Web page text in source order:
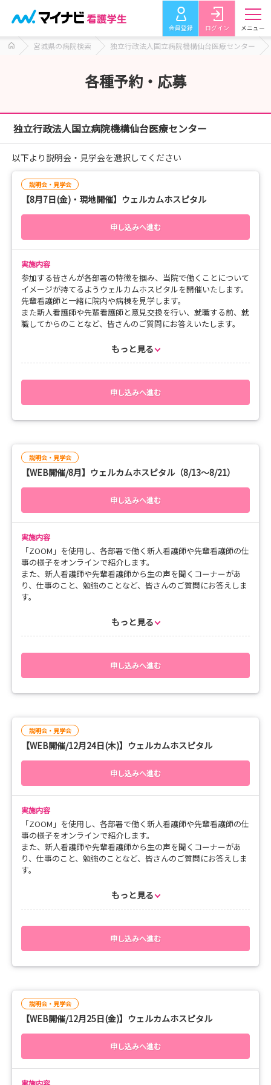
会員登録 ログイン メニュー
宮城県の病院検索 独立行政法人国立病院機構仙台医療センター
各種予約・応募
独立行政法人国立病院機構仙台医療センター
以下より説明会・見学会を選択してください
説明会・見学会
【8月7日(金)・現地開催】ウェルカムホスピタル
申し込みへ進む
実施内容
参加する皆さんが各部署の特徴を掴み、当院で働くことについて
イメージが持てるようウェルカムホスピタルを開催いたします。
先輩看護師と一緒に院内や病棟を見学します。
また新人看護師や先輩看護師と意見交換を行い、就職する前、就
職してからのことなど、皆さんのご質問にお答えいたします。
一般病棟・救急部門・手術室
下記宛先まで、必要事項を明記の上、メールにてお申込みくださ
い。
(マイナビのエントリーだけでは申込受付となりませんのでご注
意ください)
宛先：113-sendai.kango-2@mail.hosp.go.jp
必要事項：
1.氏名(性別)
2.フリガナ
3.学校名・学年(卒業年)
4.携帯番号
5.メールアドレス
6.参加希望日
定員 30名
申し込みの締切:開催日の5営業日前まで
(定員に達し次第の締め切りとなります。例年人気の企画であ
り、締切日以前に申し込み締め切りとなる場合がございますの
その他
感染の状況によっては、開催予定を変更する場合がございます。
参加者はマスクの着用をお願いいたします。
当日37.5℃以上の場合は参加できません。
もっと見る
申し込みへ進む
説明会・見学会
【WEB開催/8月】ウェルカムホスピタル（8/13～8/21）
申し込みへ進む
実施内容
「ZOOM」を使用し、各部署で働く新人看護師や先輩看護師の仕
事の様子をオンラインで紹介します。
また、新人看護師や先輩看護師から生の声を聞くコーナーがあ
り、仕事のこと、勉強のことなど、皆さんのご質問にお答えしま
す。
8月13日（木）
8月14日（金）
15:00～ 脳神経外科・脳神経内科 （６東）
15:45～ 循環器内科・心臓血管外科 （7西）
16:30～ 泌尿器・腎臓内科 （10東）
8月18日（火）
15:00～ 消化器外科 （9東）
15:45～ 呼内・呼外・口腔外・血液内科 （７東）
16:30～ 整形外科・形成外科 （８東）
8月19日（水）
15:00～ 消化器内科 （10西）
15:45～ 血液内科 （8西）
8月20日（木）
15:45～ 手術室
16:30～ 脳神経外科 （６西）
8月21日（金）
皆さん、ぜひご参加ください！！
もっと見る
申し込みへ進む
説明会・見学会
【WEB開催/12月24日(木)】ウェルカムホスピタル
申し込みへ進む
実施内容
「ZOOM」を使用し、各部署で働く新人看護師や先輩看護師の仕
事の様子をオンラインで紹介します。
また、新人看護師や先輩看護師から生の声を聞くコーナーがあ
り、仕事のこと、勉強のことなど、皆さんのご質問にお答えしま
す。
15:00～ 母子医療センター
15:45～ 婦人科・腫瘍内科 （5西）
16:30～ 小児科 （5東）
もっと見る
申し込みへ進む
説明会・見学会
【WEB開催/12月25日(金)】ウェルカムホスピタル
申し込みへ進む
実施内容